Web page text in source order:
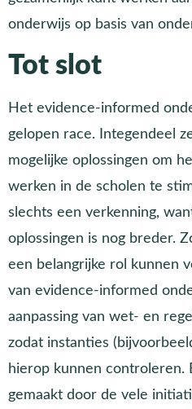
onderwijs op basis van
Tot slot
Het evidence-informed
gelopen race. Integendeel
mogelijke oplossingen om
werken in de scholen te
slechts een verkenning,
oplossingen is nog breder.
een belangrijke rol kunnen
van evidence-informed
aanpassing van wet- en
zodat instanties
hierop kunnen controleren.
gemaakt door de vele